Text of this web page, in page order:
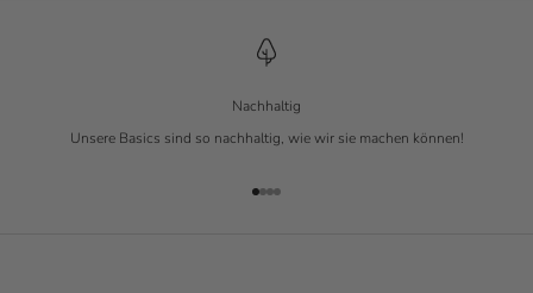
Nachhaltig
Unsere Basics sind so nachhaltig, wie wir sie machen können!
Gehe zu Element 1
Gehe zu Element 2
Gehe zu Element 3
Gehe zu Element 4